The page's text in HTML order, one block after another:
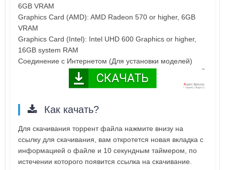
6GB VRAM
Graphics Card (AMD): AMD Radeon 570 or higher, 6GB
VRAM
Graphics Card (Intel): Intel UHD 600 Graphics or higher,
16GB system RAM
Соединение с Интернетом (Для установки моделей)
Как качать?
Для скачивания торрент файла нажмите внизу на
ссылку для скачивания, вам откротется новая вкладка с
информацией о файле и 10 секундным таймером, по
истечении которого появится ссылка на скачивание.